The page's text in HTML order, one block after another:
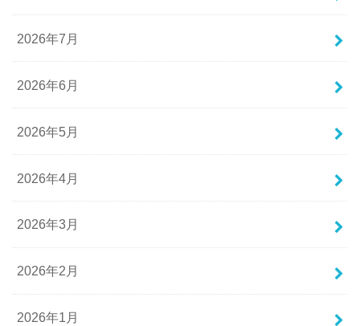
2026年7月
2026年6月
2026年5月
2026年4月
2026年3月
2026年2月
2026年1月